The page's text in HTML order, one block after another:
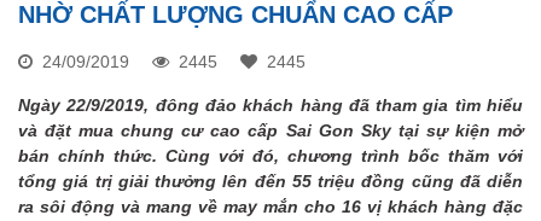
NHỜ CHẤT LƯỢNG CHUẨN CAO CẤP
24/09/2019 2445 2445
Ngày 22/9/2019, đông đảo khách hàng đã tham gia tìm hiểu
và đặt mua chung cư cao cấp Sai Gon Sky tại sự kiện mở
bán chính thức. Cùng với đó, chương trình bốc thăm với
tổng giá trị giải thưởng lên đến 55 triệu đồng cũng đã diễn
ra sôi động và mang về may mắn cho 16 vị khách hàng đặc